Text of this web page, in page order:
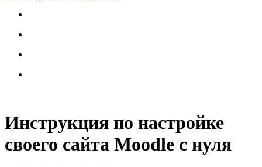
Инструкция по настройке
своего сайта Moodle с нуля